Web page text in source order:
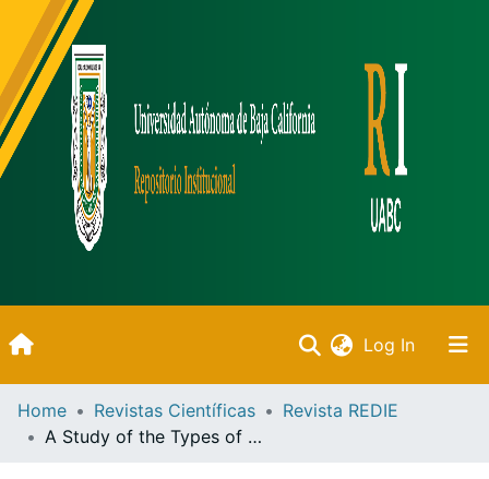
Log In(current)
Inicio
Communities & Collections
Home Revistas Científicas
Revista REDIE
A Study of the Types of Organizational Structure in Venezuelan University Institutes